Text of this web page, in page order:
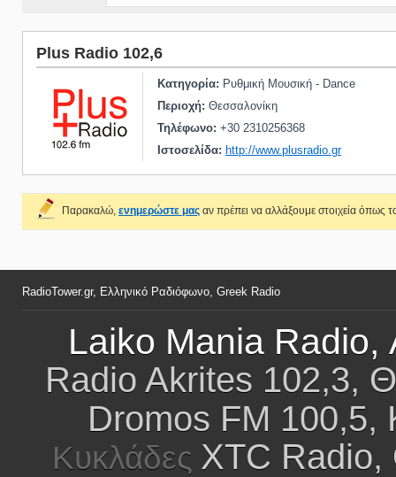
Plus Radio 102,6
Κατηγορία: Ρυθμική Μουσική - Dance
Περιοχή: Θεσσαλονίκη
Τηλέφωνο: +30 2310256368
Ιστοσελίδα: http://www.plusradio.gr
Παρακαλώ, ενημερώστε μας αν πρέπει να αλλάξουμε στοιχεία όπως
RadioTower.gr, Ελληνικό Ραδιόφωνο, Greek Radio
Laiko Mania Radio,
Radio Akrites 102,3,
Dromos FM 100,5,
Κυκλάδες XTC Radio,